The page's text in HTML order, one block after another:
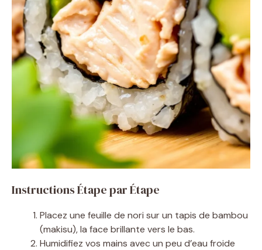
Instructions Étape par Étape
Placez une feuille de nori sur un tapis de bambou
(makisu), la face brillante vers le bas.
Humidifiez vos mains avec un peu d’eau froide